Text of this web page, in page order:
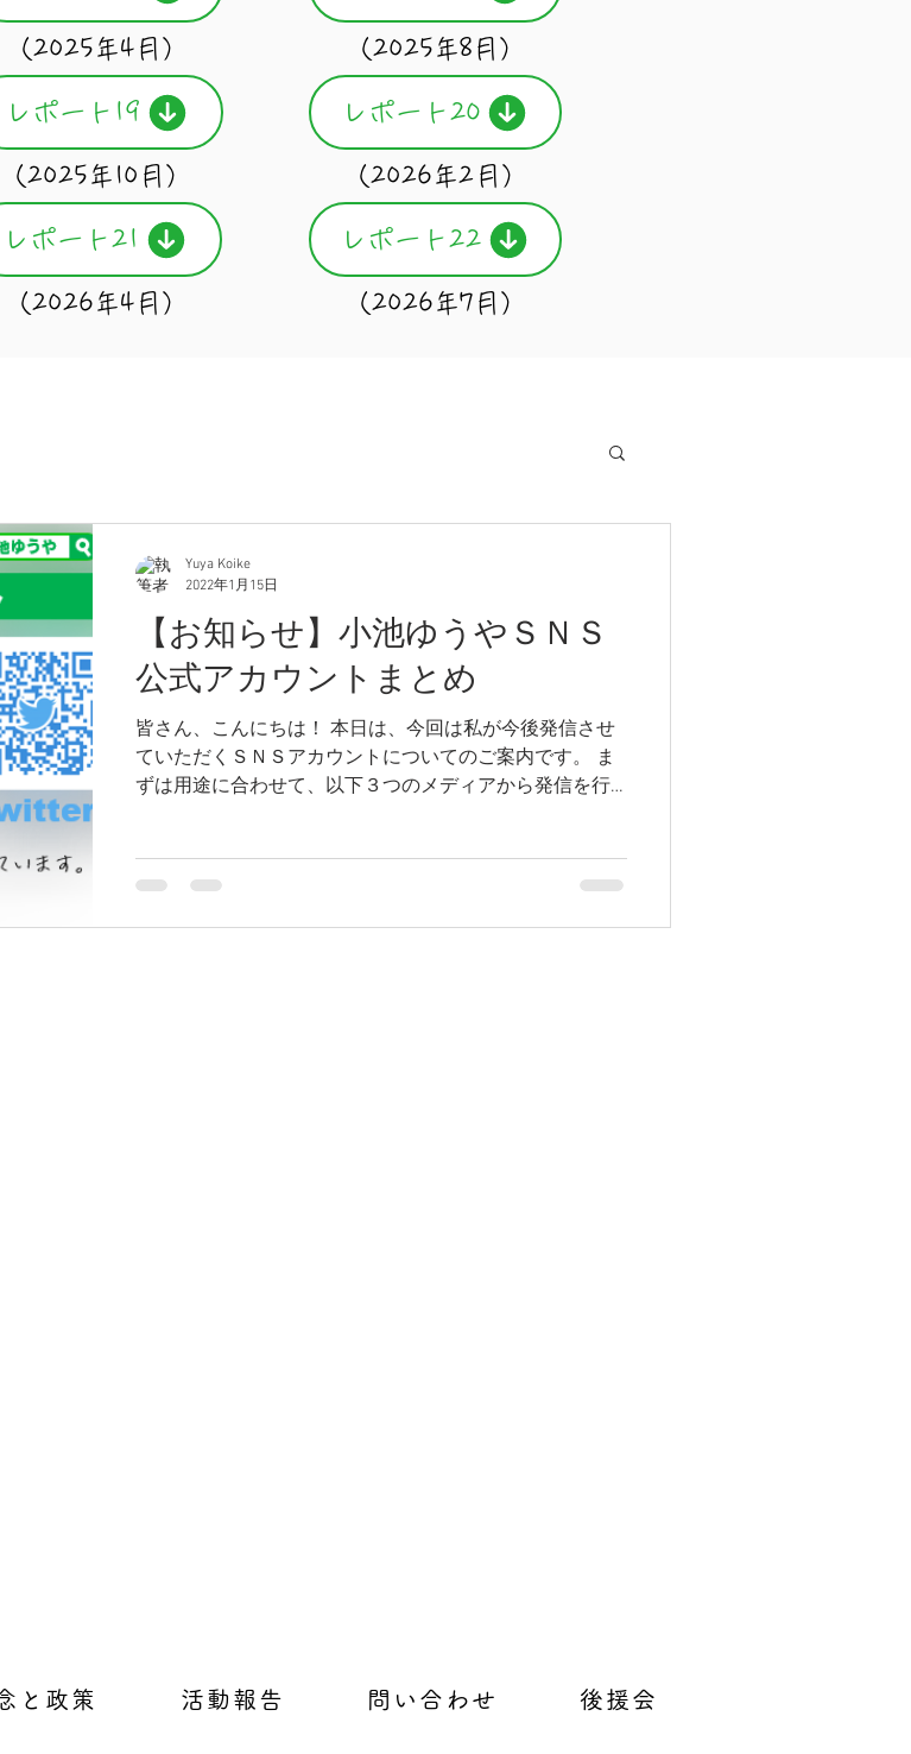
（2025年4月）
レポート19
（2025年10月）
レポート21
（2026年4月）
（2025年8月）
レポート20
（2026年2月）
レポート22
（2026年7月）
【お知らせ】小池ゆうやＳＮＳ
公式アカウントまとめ
皆さん、こんにちは！ 本日は、今回は私が今後発信させ
ていただくＳＮＳアカウントについてのご案内です。 ま
ずは用途に合わせて、以下３つのメディアから発信を行
Yuya Koike
2022年1月15日
と政策 活動報告 問い合わせ 後援会